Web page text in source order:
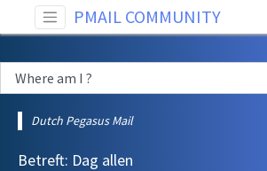
PMAIL COMMUNITY
Dutch Pegasus Mail
Betreft: Dag allen